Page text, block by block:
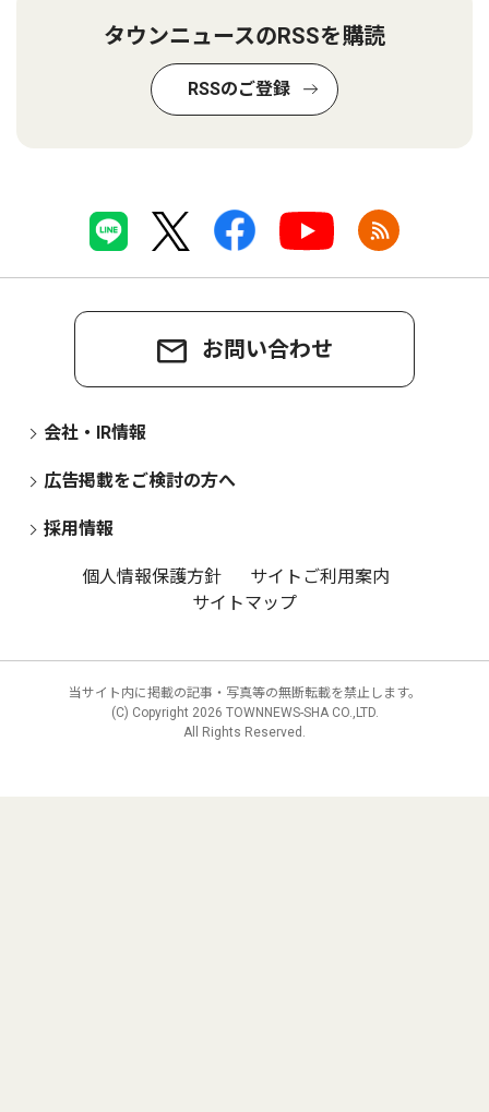
タウンニュースのRSSを購読
RSSのご登録
お問い合わせ
会社・IR情報
広告掲載をご検討の方へ
採用情報
個人情報保護方針
サイトご利用案内
サイトマップ
当サイト内に掲載の記事・写真等の無断転載を禁止します。
(C) Copyright 2026 TOWNNEWS-SHA CO.,LTD.
All Rights Reserved.